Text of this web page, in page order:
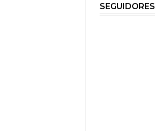
SEGUIDORES